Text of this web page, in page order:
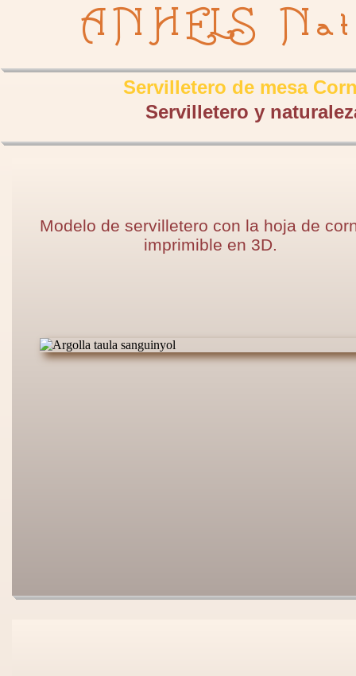
ANHELS
Servilletero de mesa
Servilletero y
Modelo de servilletero con la hoja de
imprimible en 3D.